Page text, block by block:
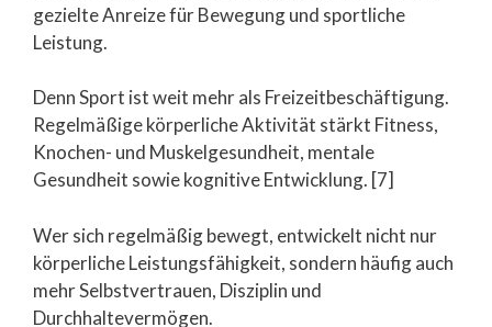
gezielte Anreize für Bewegung und sportliche
Leistung.
Denn Sport ist weit mehr als Freizeitbeschäftigung.
Regelmäßige körperliche Aktivität stärkt Fitness,
Knochen- und Muskelgesundheit, mentale
Gesundheit sowie kognitive Entwicklung. [7]
Wer sich regelmäßig bewegt, entwickelt nicht nur
körperliche Leistungsfähigkeit, sondern häufig auch
mehr Selbstvertrauen, Disziplin und
Durchhaltevermögen.